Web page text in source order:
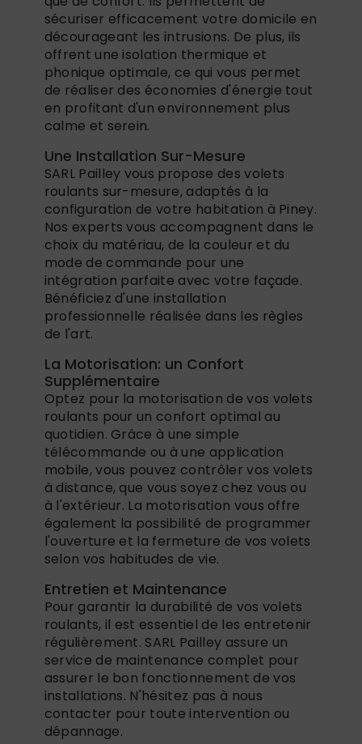
sécuriser efficacement votre domicile en
décourageant les intrusions. De plus, ils
offrent une isolation thermique et
phonique optimale, ce qui vous permet
de réaliser des économies d'énergie tout
en profitant d'un environnement plus
calme et serein.
Une Installation Sur-Mesure
SARL Pailley vous propose des volets
roulants sur-mesure, adaptés à la
configuration de votre habitation à Piney.
Nos experts vous accompagnent dans le
choix du matériau, de la couleur et du
mode de commande pour une
intégration parfaite avec votre façade.
Bénéficiez d'une installation
professionnelle réalisée dans les règles
de l'art.
La Motorisation: un Confort
Supplémentaire
Optez pour la motorisation de vos volets
roulants pour un confort optimal au
quotidien. Grâce à une simple
télécommande ou à une application
mobile, vous pouvez contrôler vos volets
à distance, que vous soyez chez vous ou
à l'extérieur. La motorisation vous offre
également la possibilité de programmer
l'ouverture et la fermeture de vos volets
selon vos habitudes de vie.
Entretien et Maintenance
Pour garantir la durabilité de vos volets
roulants, il est essentiel de les entretenir
régulièrement. SARL Pailley assure un
service de maintenance complet pour
assurer le bon fonctionnement de vos
installations. N'hésitez pas à nous
contacter pour toute intervention ou
dépannage.